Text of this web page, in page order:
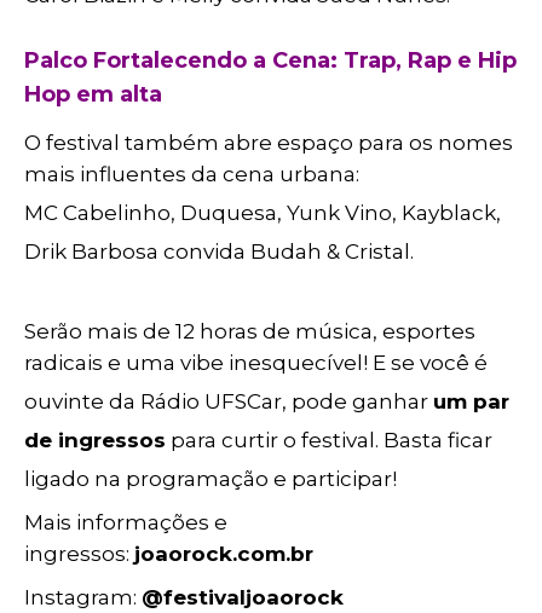
Palco Fortalecendo a Cena: Trap, Rap e Hip
Hop em alta
O festival também abre espaço para os nomes
mais influentes da cena urbana:
MC Cabelinho, Duquesa, Yunk Vino, Kayblack,
Drik Barbosa convida Budah & Cristal.
Serão mais de 12 horas de música, esportes
radicais e uma vibe inesquecível! E se você é
ouvinte da Rádio UFSCar, pode ganhar um par
de ingressos para curtir o festival. Basta ficar
ligado na programação e participar!
Mais informações e
ingressos: joaorock.com.br
Instagram: @festivaljoaorock